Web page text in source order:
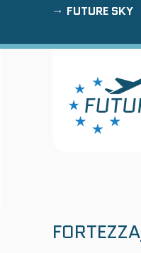
FUTURE SKY